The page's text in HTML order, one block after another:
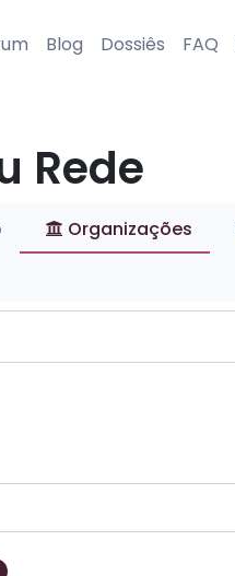
Blog Dossiês FAQ
Rede
Organizações